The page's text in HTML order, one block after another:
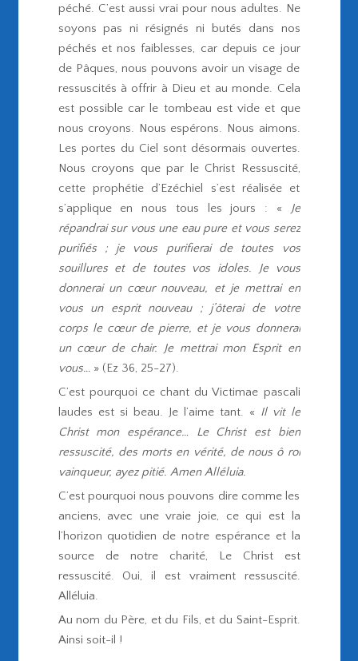
péché. C’est aussi vrai pour nous adultes. Ne
soyons pas ni résignés ni butés dans nos
péchés et nos faiblesses, car depuis ce jour
de Pâques, nous pouvons avoir un visage de
ressuscités à offrir à Dieu et au monde. Cela
est possible car le tombeau est vide et que
nous croyons. Nous espérons. Nous aimons.
Les portes du Ciel sont désormais ouvertes.
Nous croyons que par le Christ Ressuscité,
cette prophétie d’Ezéchiel s’est réalisée et
s’applique en nous tous les jours : « Je
répandrai sur vous une eau pure et vous serez
purifiés ; je vous purifierai de toutes vos
souillures et de toutes vos idoles. Je vous
donnerai un cœur nouveau, et je mettrai en
vous un esprit nouveau ; j’ôterai de votre
corps le cœur de pierre, et je vous donnerai
un cœur de chair. Je mettrai mon Esprit en
vous…» (Ez 36, 25-27).
C’est pourquoi ce chant du Victimae pascali
laudes est si beau. Je l’aime tant. « Il vit le
Christ mon espérance… Le Christ est bien
ressuscité, des morts en vérité, de nous ô roi
vainqueur, ayez pitié. Amen Alléluia.
C’est pourquoi nous pouvons dire comme les
anciens, avec une vraie joie, ce qui est la
l’horizon quotidien de notre espérance et la
source de notre charité, Le Christ est
ressuscité. Oui, il est vraiment ressuscité.
Alléluia.
Au nom du Père, et du Fils, et du Saint-Esprit.
Ainsi soit-il !